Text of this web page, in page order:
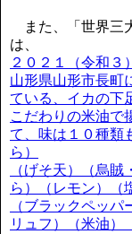
また、「世界三
は、
２０２１（令和３
山形県山形市長
ている、イカの下
こだわりの米油で
て、味は１０種類
ら）
（げそ天）（烏
ら）（レモン）（
（ブラックペッ
リュフ）（米油